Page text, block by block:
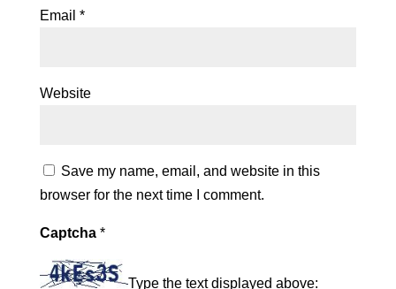
Email *
Website
Save my name, email, and website in this
browser for the next time I comment.
Captcha *
Type the text displayed above: